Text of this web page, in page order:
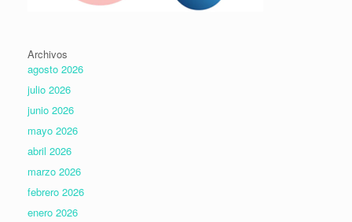
Archivos
agosto 2026
julio 2026
junio 2026
mayo 2026
abril 2026
marzo 2026
febrero 2026
enero 2026